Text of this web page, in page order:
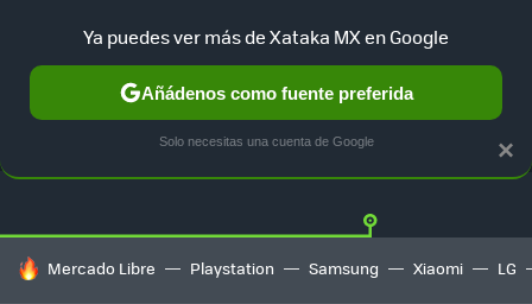
GUÍA DE COMPRAS MERCADO LIBRE
HOY SE HABLA DE
Mercado Libre Playstation Samsung Xiaomi LG
×
Ya puedes ver más de Xataka MX en Google
Añádenos como fuente preferida
Solo necesitas una cuenta de Google